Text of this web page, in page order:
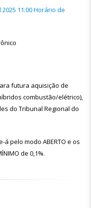
2025 11:00 Horário de
futura aquisição de
combustão/elétrico),
do Tribunal Regional do
á pelo modo ABERTO e os
de 0,1%.